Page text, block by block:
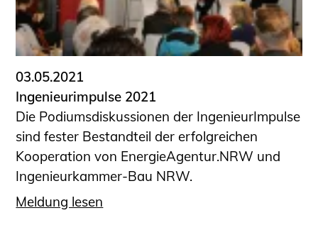
Funktionsprüfung privater
Abwasserleitungen
Vereinbarungen mit
Ingenieurkammern
Büronachfolge
Zusatzqualifikationen
Geschützter Bereich
Informationen für Auftraggeber und
Verbraucher
Ingenieursuche (Mitglieder der IK-Bau
03.05.2021
Ingenieurimpulse 2021
Die Podiumsdiskussionen der IngenieurImpulse
sind fester Bestandteil der erfolgreichen
Kooperation von EnergieAgentur.NRW und
Ingenieurkammer-Bau NRW.
Meldung lesen